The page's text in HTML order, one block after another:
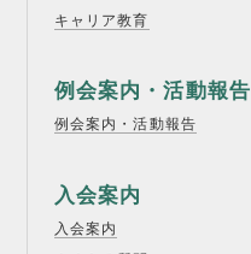
キャリア教育
例会案内・活動報告
例会案内・活動報告
入会案内
入会案内